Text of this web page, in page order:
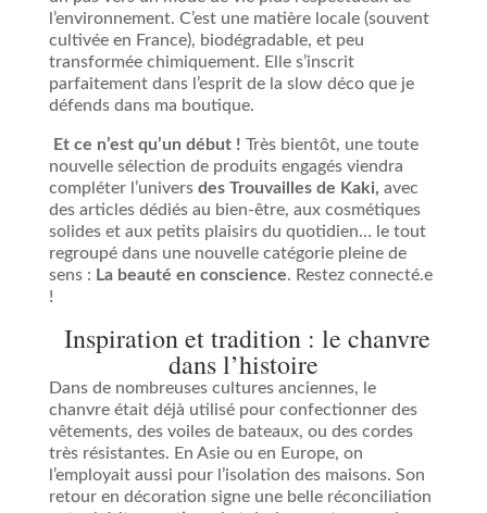
l’environnement. C’est une matière locale (souvent
cultivée en France), biodégradable, et peu
transformée chimiquement. Elle s’inscrit
parfaitement dans l’esprit de la slow déco que je
défends dans ma boutique.
Et ce n’est qu’un début ! Très bientôt, une toute
nouvelle sélection de produits engagés viendra
compléter l’univers des Trouvailles de Kaki, avec
des articles dédiés au bien-être, aux cosmétiques
solides et aux petits plaisirs du quotidien… le tout
regroupé dans une nouvelle catégorie pleine de
sens : La beauté en conscience. Restez connecté.e
!
Inspiration et tradition : le chanvre
dans l’histoire
Dans de nombreuses cultures anciennes, le
chanvre était déjà utilisé pour confectionner des
vêtements, des voiles de bateaux, ou des cordes
très résistantes. En Asie ou en Europe, on
l’employait aussi pour l’isolation des maisons. Son
retour en décoration signe une belle réconciliation